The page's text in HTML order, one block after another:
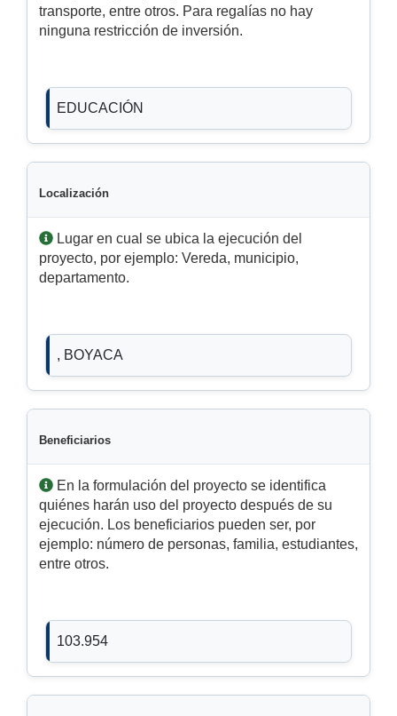
transporte, entre otros. Para regalías no hay
ninguna restricción de inversión.
EDUCACIÓN
Localización
Lugar en cual se ubica la ejecución del
proyecto, por ejemplo: Vereda, municipio,
departamento.
, BOYACA
Beneficiarios
En la formulación del proyecto se identifica
quiénes harán uso del proyecto después de su
ejecución. Los beneficiarios pueden ser, por
ejemplo: número de personas, familia, estudiantes,
entre otros.
103.954